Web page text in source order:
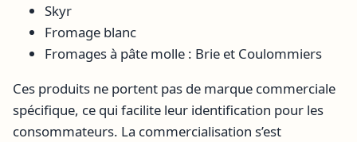
Skyr
Fromage blanc
Fromages à pâte molle : Brie et Coulommiers
Ces produits ne portent pas de marque commerciale
spécifique, ce qui facilite leur identification pour les
consommateurs. La commercialisation s’est